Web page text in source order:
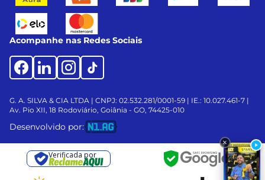
Acompanhe nas Redes Sociais
G. A. SILVA & CIA LTDA | CNPJ: 02.532.281/0001-59 | IE.: 10.027.461-7 |
Av. Pio XII, 18 Rodoviário, Goiânia - GO, 74425-010
Desenvolvido por:
Verificada por